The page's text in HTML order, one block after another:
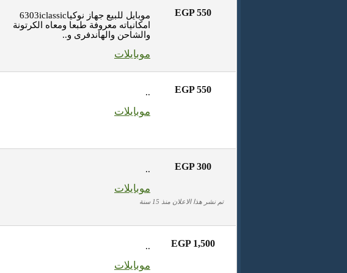
EGP 550
موبايل للبيع جهاز نوكيا6303iclassic
امكانياته معروفة طبعا ومعاه الكرتونة
والشاحن والهاندفرى و..
موبايلات
EGP 550
..
موبايلات
EGP 300
..
موبايلات
تم نشر هذا الاعلان منذ 15 سنة
EGP 1,500
..
موبايلات